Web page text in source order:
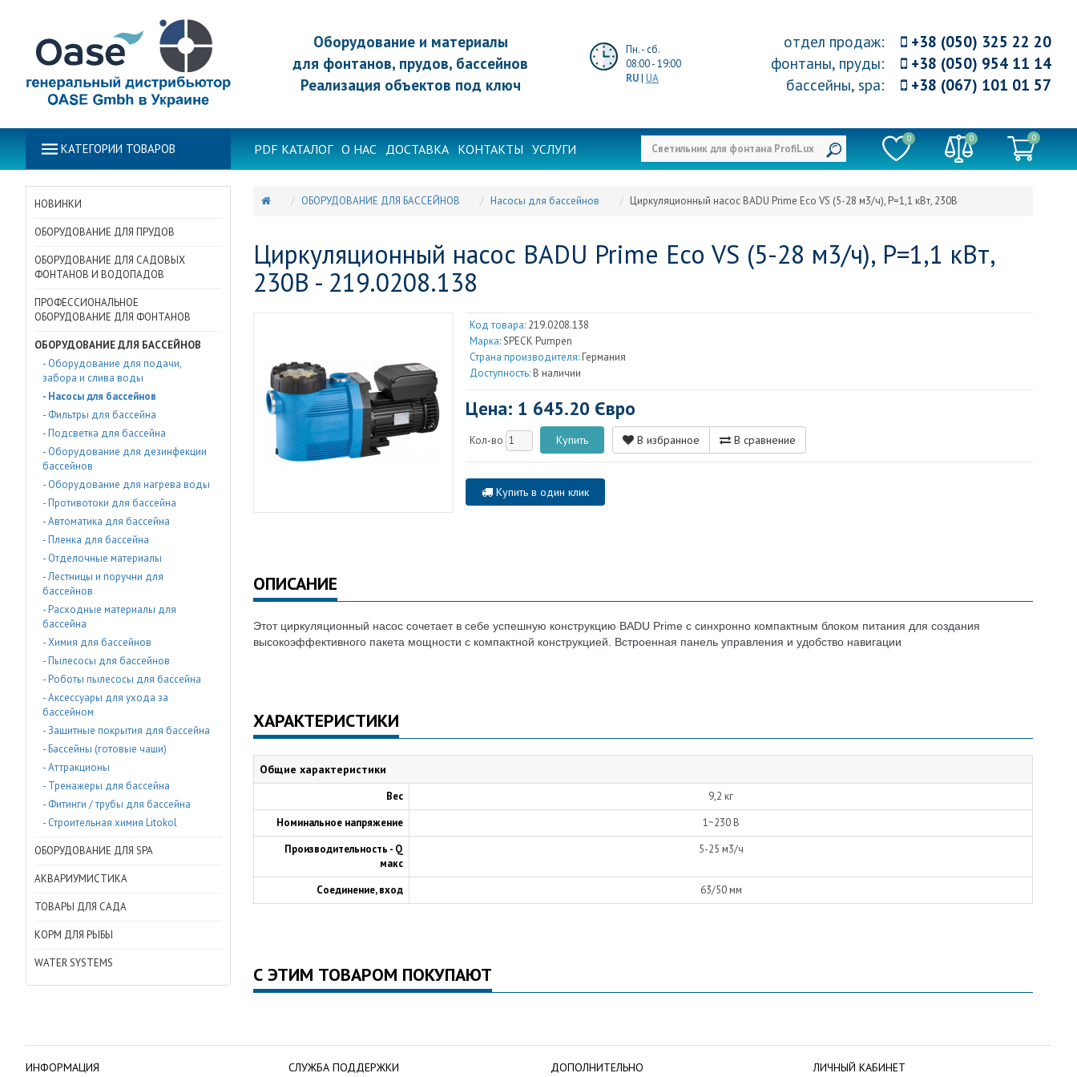
Оборудование и материалы
для фонтанов, прудов, бассейнов
Реализация объектов под ключ
Пн. - сб.
08:00 - 19:00
RU| UA
отдел продаж:
+38 (050) 325 22 20
фонтаны, пруды:
+38 (050) 954 11 14
бассейны, spa: +38 (067) 101 01 57
КАТЕГОРИИ ТОВАРОВ PDF КАТАЛОГ О НАС ДОСТАВКА КОНТАКТЫ УСЛУГИ
0 0 0
НОВИНКИ
ОБОРУДОВАНИЕ ДЛЯ ПРУДОВ
ОБОРУДОВАНИЕ ДЛЯ САДОВЫХ
ФОНТАНОВ И ВОДОПАДОВ
ПРОФЕССИОНАЛЬНОЕ
ОБОРУДОВАНИЕ ДЛЯ ФОНТАНОВ
ОБОРУДОВАНИЕ ДЛЯ БАССЕЙНОВ
- Оборудование для подачи,
забора и слива воды
- Насосы для бассейнов
- Фильтры для бассейна
- Подсветка для бассейна
- Оборудование для дезинфекции
бассейнов
- Оборудование для нагрева воды
- Противотоки для бассейна
- Автоматика для бассейна
- Пленка для бассейна
- Отделочные материалы
- Лестницы и поручни для
бассейнов
- Расходные материалы для
бассейна
- Химия для бассейнов
- Пылесосы для бассейнов
- Роботы пылесосы для бассейна
- Аксессуары для ухода за
бассейном
- Защитные покрытия для бассейна
- Бассейны (готовые чаши)
- Аттракционы
- Тренажеры для бассейна
- Фитинги / трубы для бассейна
- Строительная химия Litokol
ОБОРУДОВАНИЕ ДЛЯ SPA
АКВАРИУМИСТИКА
ТОВАРЫ ДЛЯ САДА
КОРМ ДЛЯ РЫБЫ
WATER SYSTEMS
ОБОРУДОВАНИЕ ДЛЯ БАССЕЙНОВ Насосы для бассейнов Циркуляционный насос BADU Prime Eco VS (5-28 м3/ч), P=1,1 кВт, 230В
Циркуляционный насос BADU Prime Eco VS (5-28 м3/ч), P=1,1 кВт,
230В - 219.0208.138
Код товара: 219.0208.138
Марка:SPECK Pumpen
Страна производителя: Германия
Доступность: В наличии
Цена: 1 645.20 Євро
Кол-во В избранное В сравнение
Купить в один клик
ОПИСАНИЕ
Этот циркуляционный насос сочетает в себе успешную конструкцию BADU Prime с синхронно компактным блоком питания для создания
высокоэффективного пакета мощности с компактной конструкцией. Встроенная панель управления и удобство навигации
ХАРАКТЕРИСТИКИ
Общие характеристики
Вес
9,2 кг
Номинальное напряжение
1~230 В
Производительность - Q
макс
5-25 м3/ч
Соединение, вход 63/50 мм
С ЭТИМ ТОВАРОМ ПОКУПАЮТ
ИНФОРМАЦИЯ СЛУЖБА ПОДДЕРЖКИ ДОПОЛНИТЕЛЬНО ЛИЧНЫЙ КАБИНЕТ